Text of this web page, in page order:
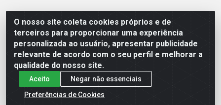
O nosso site coleta cookies próprios e de
terceiros para proporcionar uma experiência
personalizada ao usuário, apresentar publicidade
relevante de acordo com o seu perfil e melhorar a
qualidade do nosso site.
Aceito
Negar não essenciais
Preferências de Cookies
Atacamax Importadora de Alimentos LTDA - RODOVIA BR-
101 - SUL, KM 79,60 GP E GALPAO:D - Muribeca, Jaboatão dos
Guararapes - PE, 54355-010 - CNPJ 08.305.623/0001-84